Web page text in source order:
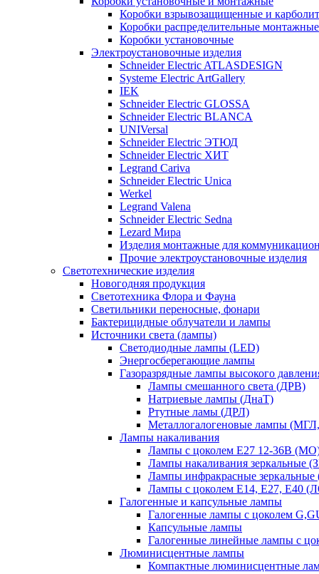
Коробки взрывозащищенные и
Коробки распределительные монтажные
Коробки установочные
Электроустановочные изделия
Schneider Electric ATLASDESIGN
Systeme Electric ArtGallery
IEK
Schneider Electric GLOSSA
Schneider Electric BLANCA
UNIVersal
Schneider Electric ЭТЮД
Schneider Electric ХИТ
Legrand Cariva
Schneider Electric Unica
Werkel
Legrand Valena
Schneider Electric Sedna
Lezard Мира
Изделия монтажные для
Прочие электроустановочные изделия
Светотехнические изделия
Новогодняя продукция
Светотехника Флора и Фауна
Светильники переносные, фонари
Бактерицидные облучатели и лампы
Источники света (лампы)
Светодиодные лампы (LED)
Энергосберегающие лампы
Газоразрядные лампы высокого
Лампы смешанного света (ДРВ)
Натриевые лампы (ДнаТ)
Ртутные ламы (ДРЛ)
Металлогалогеновые лампы
Лампы накаливания
Лампы с цоколем Е27 12-36В
Лампы накаливания зеркальные
Лампы инфракрасные
Лампы с цоколем Е14, Е27, Е40
Галогенные и капсульные лампы
Галогенные лампы с цоколем
Капсульные лампы
Галогенные линейные лампы с
Люминисцентные лампы
Компактные люминисцентные